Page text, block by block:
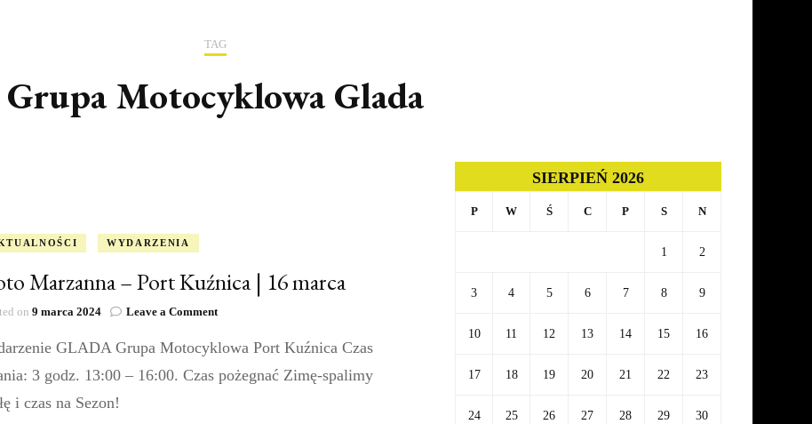
TAG
Grupa Motocyklowa Glada
WYDARZENIA
Marzanna – Port Kuźnica | 16 marca
on 9 marca 2024 Leave a Commenton
Marzanna
Port
GLADA Grupa Motocyklowa Port Kuźnica Czas
3 godz. 13:00 – 16:00. Czas pożegnać Zimę-spalimy
i czas na Sezon!
SIERPIEŃ 2026
P W Ś C P S N
1 2
3 4 5 6 7 8 9
10 11 12 13 14 15 16
17 18 19 20 21 22 23
24 25 26 27 28 29 30